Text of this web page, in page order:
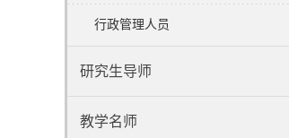
行政管理人员
研究生导师
教学名师